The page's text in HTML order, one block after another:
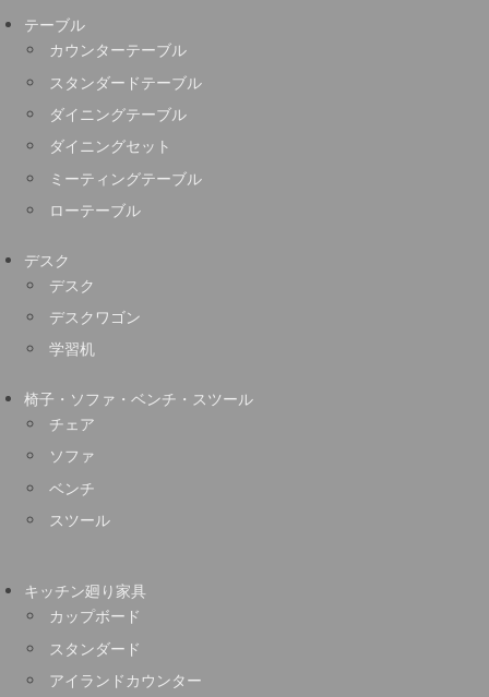
テーブル
カウンターテーブル
スタンダードテーブル
ダイニングテーブル
ダイニングセット
ミーティングテーブル
ローテーブル
デスク
デスク
デスクワゴン
学習机
椅子・ソファ・ベンチ・スツール
チェア
ソファ
ベンチ
スツール
キッチン廻り家具
カップボード
スタンダード
アイランドカウンター